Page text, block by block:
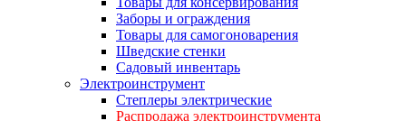
Заборы и ограждения
Товары для самогоноварения
Шведские стенки
Садовый инвентарь
Электроинструмент
Степлеры электрические
Распродажа электроинструмента